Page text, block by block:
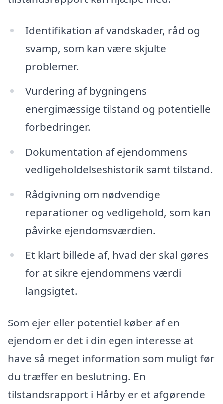
Identifikation af vandskader, råd og
svamp, som kan være skjulte
problemer.
Vurdering af bygningens
energimæssige tilstand og potentielle
forbedringer.
Dokumentation af ejendommens
vedligeholdelseshistorik samt tilstand.
Rådgivning om nødvendige
reparationer og vedligehold, som kan
påvirke ejendomsværdien.
Et klart billede af, hvad der skal gøres
for at sikre ejendommens værdi
langsigtet.
Som ejer eller potentiel køber af en
ejendom er det i din egen interesse at
have så meget information som muligt før
du træffer en beslutning. En
tilstandsrapport i Hårby er et afgørende